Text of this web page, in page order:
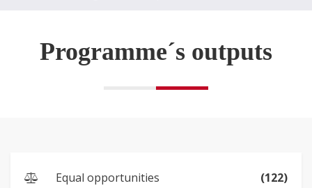
Programme´s outputs
Equal opportunities (122)